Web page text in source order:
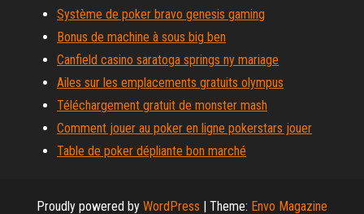
Système de poker bravo genesis gaming
Bonus de machine à sous big ben
Canfield casino saratoga springs ny mariage
Ailes sur les emplacements gratuits olympus
Téléchargement gratuit de monster mash
Comment jouer au poker en ligne pokerstars jouer
Table de poker dépliante bon marché
Proudly powered by WordPress | Theme: Envo Magazine